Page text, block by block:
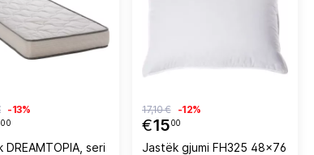
00
-13%
DREAMTOPIA, seri
€1500
17,10 € -12%
Jastëk gjumi FH325 48x76